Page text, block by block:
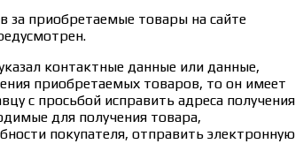
за приобретаемые товары на сайте
контактные данные или данные,
приобретаемых товаров, то он имеет
с просьбой исправить адреса получения
для получения товара,
покупателя, отправить электронную